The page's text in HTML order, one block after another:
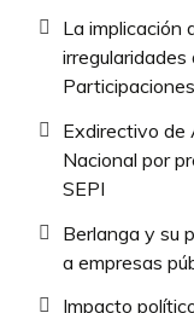
La implicación
Exdirectivo de
Nacional por
SEPI
Berlanga y su
a empresas
Impacto